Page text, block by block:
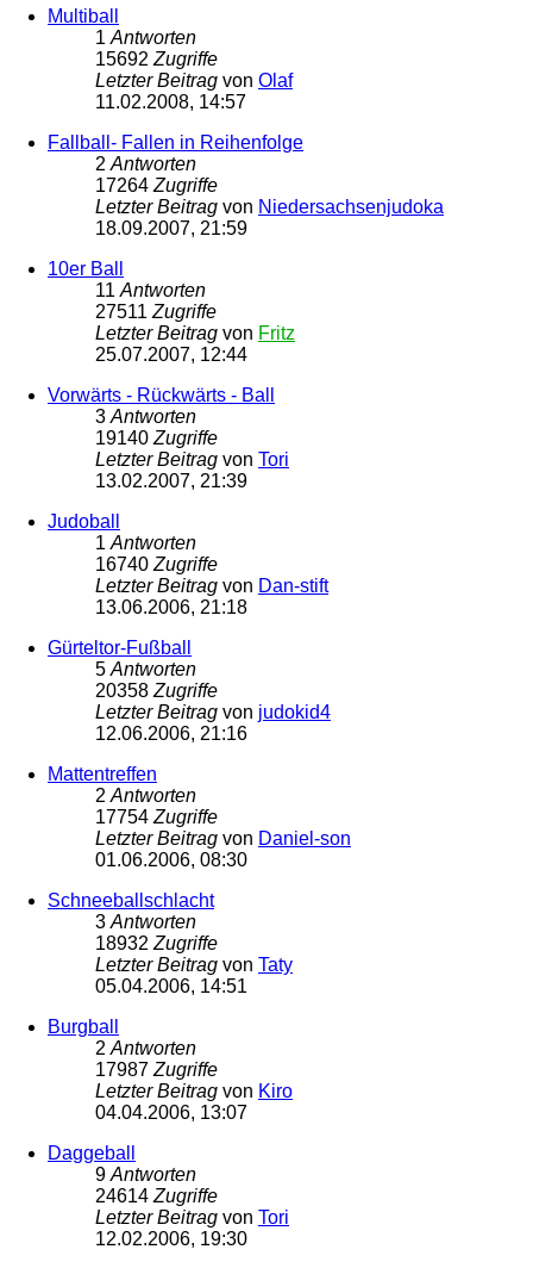
Multiball
1 Antworten
15692 Zugriffe
Letzter Beitrag von Olaf
11.02.2008, 14:57
Fallball- Fallen in Reihenfolge
2 Antworten
17264 Zugriffe
Letzter Beitrag von Niedersachsenjudoka
18.09.2007, 21:59
10er Ball
11 Antworten
27511 Zugriffe
Letzter Beitrag von Fritz
25.07.2007, 12:44
Vorwärts - Rückwärts - Ball
3 Antworten
19140 Zugriffe
Letzter Beitrag von Tori
13.02.2007, 21:39
Judoball
1 Antworten
16740 Zugriffe
Letzter Beitrag von Dan-stift
13.06.2006, 21:18
Gürteltor-Fußball
5 Antworten
20358 Zugriffe
Letzter Beitrag von judokid4
12.06.2006, 21:16
Mattentreffen
2 Antworten
17754 Zugriffe
Letzter Beitrag von Daniel-son
01.06.2006, 08:30
Schneeballschlacht
3 Antworten
18932 Zugriffe
Letzter Beitrag von Taty
05.04.2006, 14:51
Burgball
2 Antworten
17987 Zugriffe
Letzter Beitrag von Kiro
04.04.2006, 13:07
Daggeball
9 Antworten
24614 Zugriffe
Letzter Beitrag von Tori
12.02.2006, 19:30